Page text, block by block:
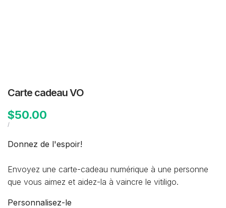
Carte cadeauVO
Prix
soldé
$50.00
PRIX
/PAR
Donnez de l'espoir!
Envoyez une carte-cadeau numérique à une personne
que vous aimez et aidez-la à vaincre le vitiligo.
Personnalisez-le